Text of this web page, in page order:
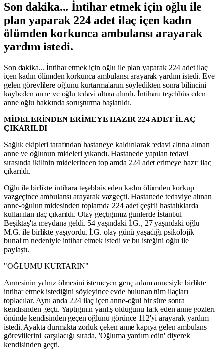
Son dakika... İntihar etmek için oğlu ile
plan yaparak 224 adet ilaç içen kadın
ölümden korkunca ambulansı arayarak
yardım istedi.
Son dakika... İntihar etmek için oğlu ile plan yaparak 224 adet ilaç
içen kadın ölümden korkunca ambulansı arayarak yardım istedi. Eve
gelen görevlilere oğlunu kurtarmalarını söyledikten sonra bilincini
kaybeden anne ve oğlu tedavi altına alındı. İntihara teşebbüs eden
anne oğlu hakkında soruşturma başlatıldı.
MİDELERİNDEN ERİMEYE HAZIR 224 ADET İLAÇ
ÇIKARILDI
Sağlık ekipleri tarafından hastaneye kaldırılarak tedavi altına alınan
anne ve oğlunun mideleri yıkandı. Hastanede yapılan tedavi
sırasında ikilinin midelerinden toplamda 224 adet erimeye hazır ilaç
çıkarıldı.
Oğlu ile birlikte intihara teşebbüs eden kadın ölümden korkup
vazgeçince ambulansı arayarak vazgeçti. Hastanede tedaviye alınan
anne-oğulun midesinden toplamda 224 adet çeşitli hastalıklarda
kullanılan ilaç çıkarıldı. Olay geçtiğimiz günlerde İstanbul
Beşiktaş'ta meydana geldi. 54 yaşındaki İ.G., 27 yaşındaki oğlu
M.G. ile birlikte yaşıyordu. İ.G. olay günü yaşadığı psikolojik
bunalım nedeniyle intihar etmek istedi ve bu isteğini oğlu ile
paylaştı.
"OĞLUMU KURTARIN"
Annesinin yalnız ölmesini istemeyen genç adam annesiyle birlikte
intihar etmek istediğini söyleyince evde bulunan tüm ilaçları
topladılar. Aynı anda 224 ilaç içen anne-oğul bir süre sonra
kendisinden geçti. Yaptığının yanlış olduğunu fark eden anne gözleri
önünde kendisinden geçen oğlunu görünce 112'yi arayarak yardım
istedi. Ayakta durmakta zorluk çeken anne kapıya gelen ambulans
görevlilerini karşıladığı sırada, 'Oğluma yardım edin' diyerek
kendisinden geçti.